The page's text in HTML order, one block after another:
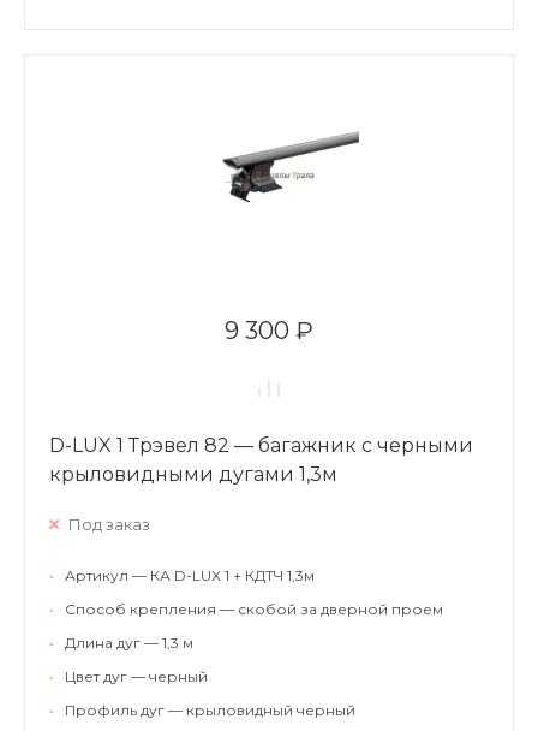
9 300 ₽
D-LUX 1 Трэвел 82 — багажник с черными
крыловидными дугами 1,3м
Под заказ
•
Артикул — КА D-LUX 1 + КДТЧ 1,3м
•
Способ крепления — скобой за дверной проем
•
Длина дуг — 1,3 м
•
Цвет дуг — черный
•
Профиль дуг — крыловидный черный